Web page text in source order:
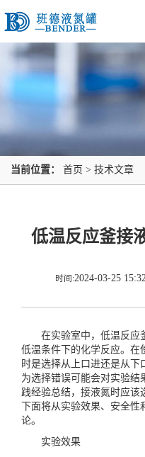
当前位置： 首页 > 技术文章
低温反应釜接
时间:2024-03-25
在实验室中，低温反应
低温条件下的化学反应。在
时是选择从上口进还是从下
为选择错误可能会对实验结
践经验总结，接液氮时应该
下面将从实验效果、安全
论。
实验效果